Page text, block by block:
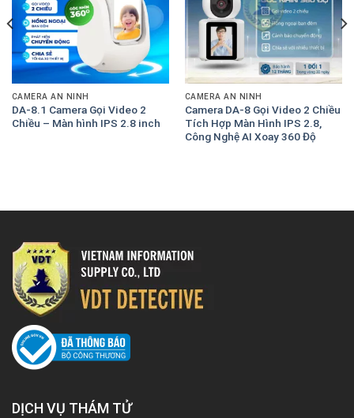
CAMERA AN NINH
DA-8.1 Camera Gọi Video 2
Chiều – Màn hình IPS 2.8 inch
CAMERA AN NINH
Camera DA-8 Gọi Video 2 Chiều
Tích Hợp Màn Hình IPS 2.8,
Công Nghệ AI Xoay 360 Độ
DỊCH VỤ THÁM TỬ